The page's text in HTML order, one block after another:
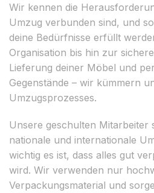
Wir kennen die
Umzug verbunden sind, und
deine Bedürfnisse erfüllt
Organisation bis hin zur
Lieferung deiner Möbel und
Gegenstände – wir kümmern
Umzugsprozesses.
Unsere geschulten Mitarbeiter
nationale und internationale
wichtig es ist, dass alles gut
wird. Wir verwenden nur
Verpackungsmaterial und